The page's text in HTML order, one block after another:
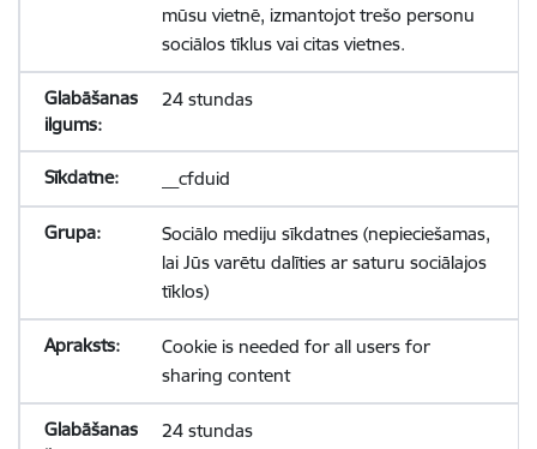
mūsu vietnē, izmantojot trešo personu
sociālos tīklus vai citas vietnes.
24 stundas
__cfduid
Sociālo mediju sīkdatnes (nepieciešamas,
lai Jūs varētu dalīties ar saturu sociālajos
tīklos)
Cookie is needed for all users for
sharing content
24 stundas